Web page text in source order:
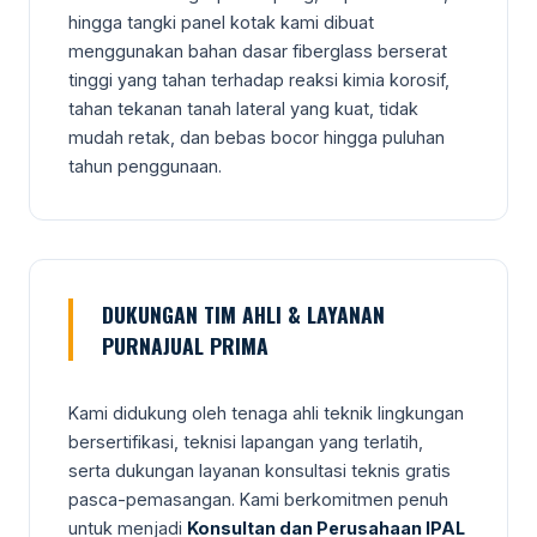
hingga tangki panel kotak kami dibuat
menggunakan bahan dasar fiberglass berserat
tinggi yang tahan terhadap reaksi kimia korosif,
tahan tekanan tanah lateral yang kuat, tidak
mudah retak, dan bebas bocor hingga puluhan
tahun penggunaan.
DUKUNGAN TIM AHLI & LAYANAN
PURNAJUAL PRIMA
Kami didukung oleh tenaga ahli teknik lingkungan
bersertifikasi, teknisi lapangan yang terlatih,
serta dukungan layanan konsultasi teknis gratis
pasca-pemasangan. Kami berkomitmen penuh
untuk menjadi Konsultan dan Perusahaan IPAL